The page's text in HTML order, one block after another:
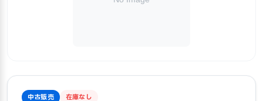
中古販売 在庫なし